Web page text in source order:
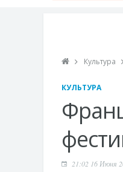
Культура
КУЛЬТУРА
21:02 16 Июня